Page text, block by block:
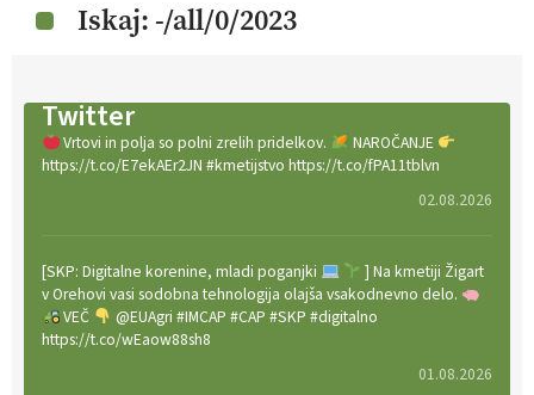
Iskaj: -/all/0/2023
Twitter
Vrtovi in polja so polni zrelih pridelkov.
NAROČANJE
https://t.co/E7ekAEr2JN #kmetijstvo https://t.co/fPA11tblvn
02.08.2026
[SKP: Digitalne korenine, mladi poganjki
] Na kmetiji Žigart
v Orehovi vasi sodobna tehnologija olajša vsakodnevno delo.
VEČ
@EUAgri #IMCAP #CAP #SKP #digitalno
https://t.co/wEaow88sh8
01.08.2026